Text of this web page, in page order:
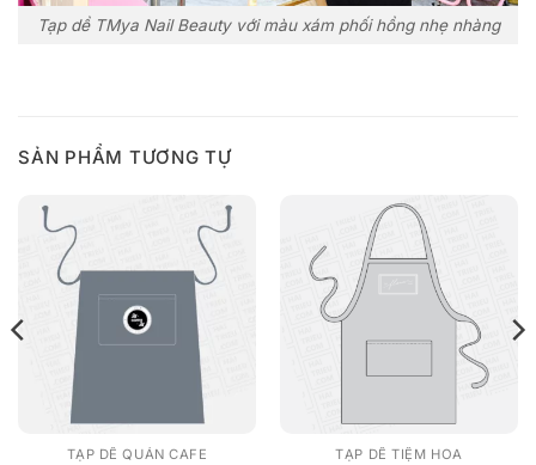
Tạp dề TMya Nail Beauty với màu xám phối hồng nhẹ nhàng
SẢN PHẨM TƯƠNG TỰ
TẠP DỀ QUÁN CAFE TẠP DỀ TIỆM HOA